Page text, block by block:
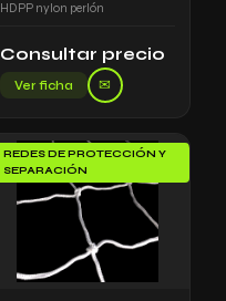
HDPP nylon perlón
Consultar precio
Ver ficha ✉
REDES DE PROTECCIÓN Y
SEPARACIÓN